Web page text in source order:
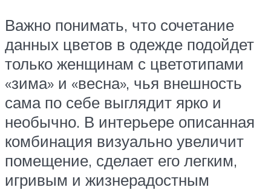
Важно понимать, что сочетание
данных цветов в одежде подойдет
только женщинам с цветотипами
«зима» и «весна», чья внешность
сама по себе выглядит ярко и
необычно. В интерьере описанная
комбинация визуально увеличит
помещение, сделает его легким,
игривым и жизнерадостным